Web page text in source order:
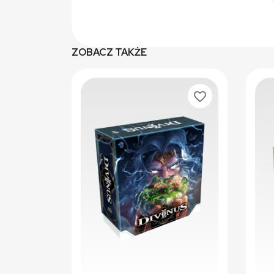
ZOBACZ TAKŻE
favorite_border